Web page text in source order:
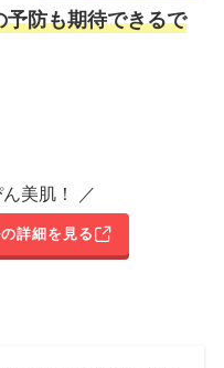
防も期待できるで
美肌！ ／
詳細を見る